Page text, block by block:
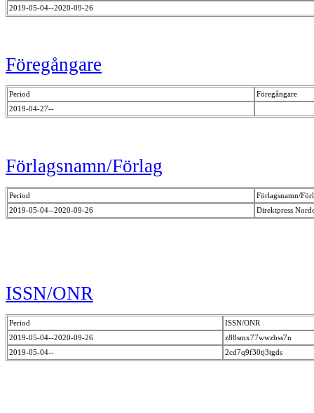
2019-05-04--2020-09-26
Föregångare
Period
Föregångare
2019-04-27--
Förlagsnamn/Förlag
Period
Förlagsnamn/
2019-05-04--2020-09-26
Direktpress
ISSN/ONR
Period
ISSN/ONR
2019-05-04--2020-09-26
z88smx77wwzbss7n
2019-05-04--
2cd7q9f30tj3tgds